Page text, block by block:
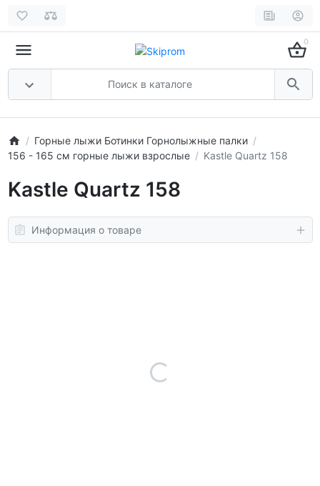
0
Горные лыжи Ботинки Горнолыжные палки
156 - 165 см горные лыжи взрослые
Kastle Quartz 158
Kastle Quartz 158
Информация о товаре